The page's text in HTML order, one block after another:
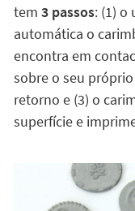
tem 3 passos: (1) o
automática o
encontra em
sobre o seu
retorno e (3) o
superfície e